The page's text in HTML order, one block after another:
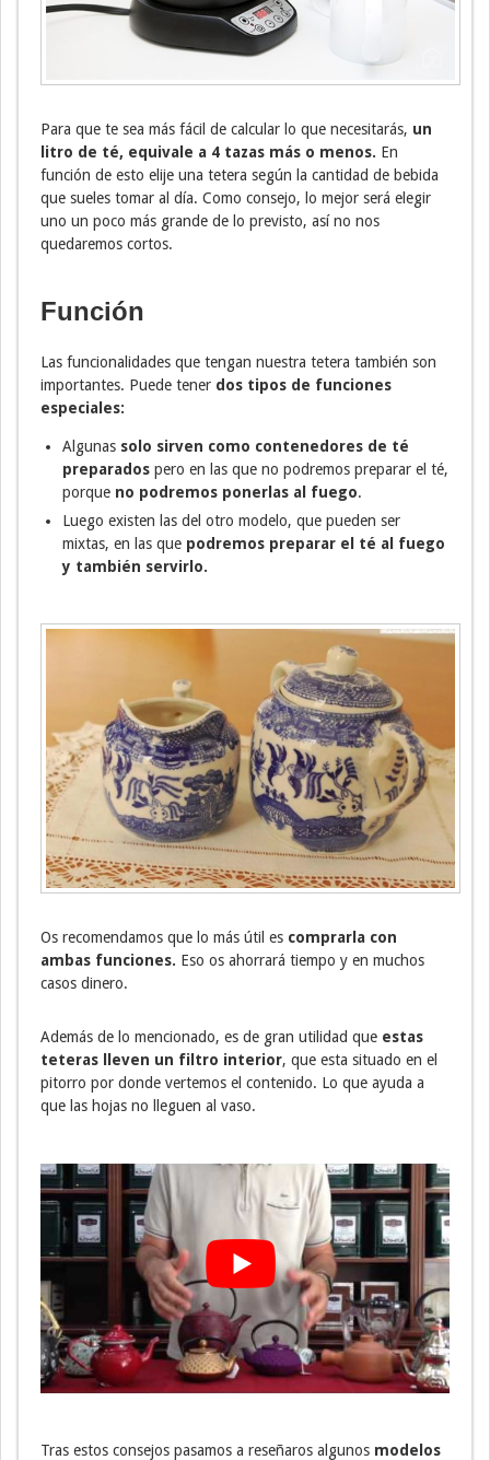
Para que te sea más fácil de calcular lo que necesitarás, un
litro de té, equivale a 4 tazas más o menos. En
función de esto elije una tetera según la cantidad de bebida
que sueles tomar al día. Como consejo, lo mejor será elegir
uno un poco más grande de lo previsto, así no nos
quedaremos cortos.
Función
Las funcionalidades que tengan nuestra tetera también son
importantes. Puede tener dos tipos de funciones
especiales:
Algunas solo sirven como contenedores de té
preparados pero en las que no podremos preparar el té,
porque no podremos ponerlas al fuego.
Luego existen las del otro modelo, que pueden ser
mixtas, en las que podremos preparar el té al fuego
y también servirlo.
Os recomendamos que lo más útil es comprarla con
ambas funciones. Eso os ahorrará tiempo y en muchos
casos dinero.
Además de lo mencionado, es de gran utilidad que estas
teteras lleven un filtro interior, que esta situado en el
pitorro por donde vertemos el contenido. Lo que ayuda a
que las hojas no lleguen al vaso.
Tras estos consejos pasamos a reseñaros algunos modelos